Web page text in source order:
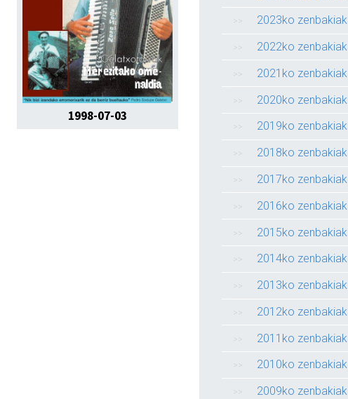
1998-07-03
2023ko zenbakiak
2022ko zenbakiak
2021ko zenbakiak
2020ko zenbakiak
2019ko zenbakiak
2018ko zenbakiak
2017ko zenbakiak
2016ko zenbakiak
2015ko zenbakiak
2014ko zenbakiak
2013ko zenbakiak
2012ko zenbakiak
2011ko zenbakiak
2010ko zenbakiak
2009ko zenbakiak